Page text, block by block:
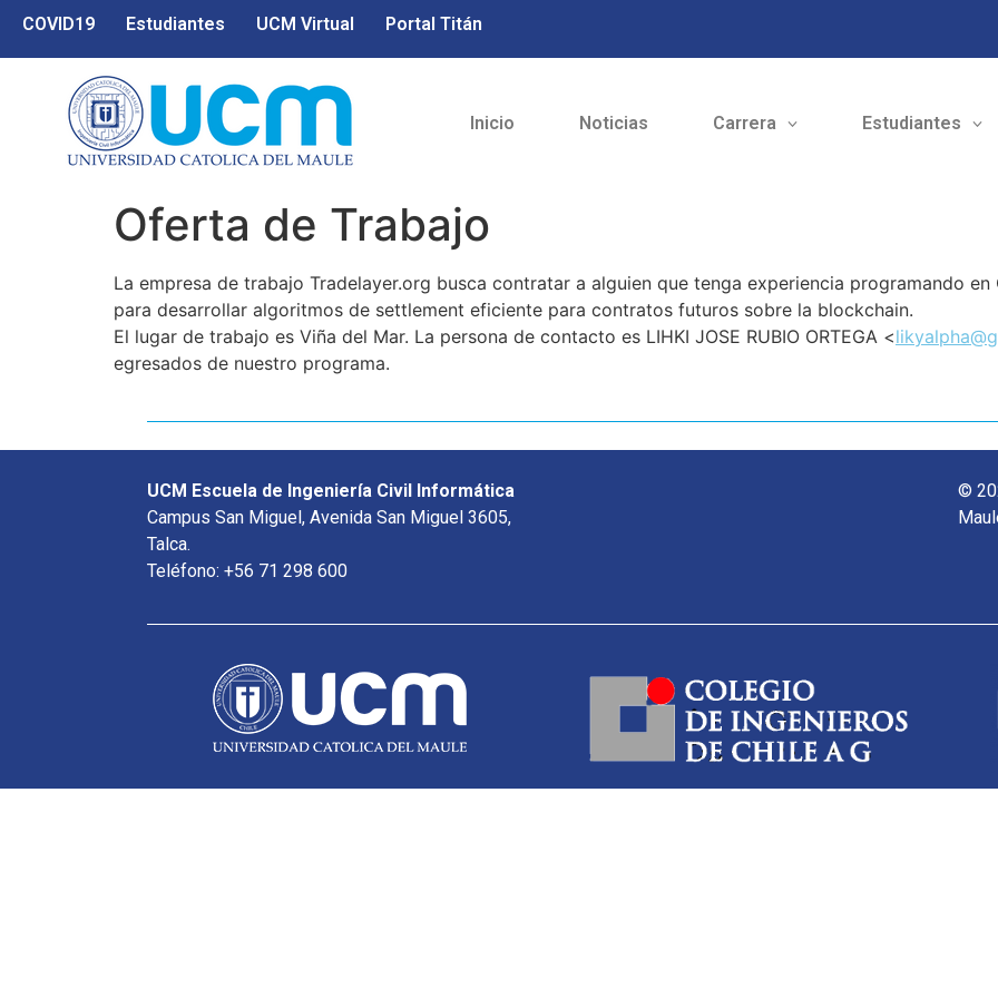
COVID19 Estudiantes UCM Virtual Portal Titán
Inicio Noticias Carrera Estudiantes
Oferta de Trabajo
La empresa de trabajo Tradelayer.org busca contratar a alguien que tenga experiencia programando
para desarrollar algoritmos de settlement eficiente para contratos futuros sobre la blockchain.
El lugar de trabajo es Viña del Mar. La persona de contacto es LIHKI JOSE RUBIO ORTEGA <
egresados de nuestro programa.
UCM Escuela de Ingeniería Civil Informática
Campus San Miguel, Avenida San Miguel 3605,
Talca.
Teléfono: +56 71 298 600
©